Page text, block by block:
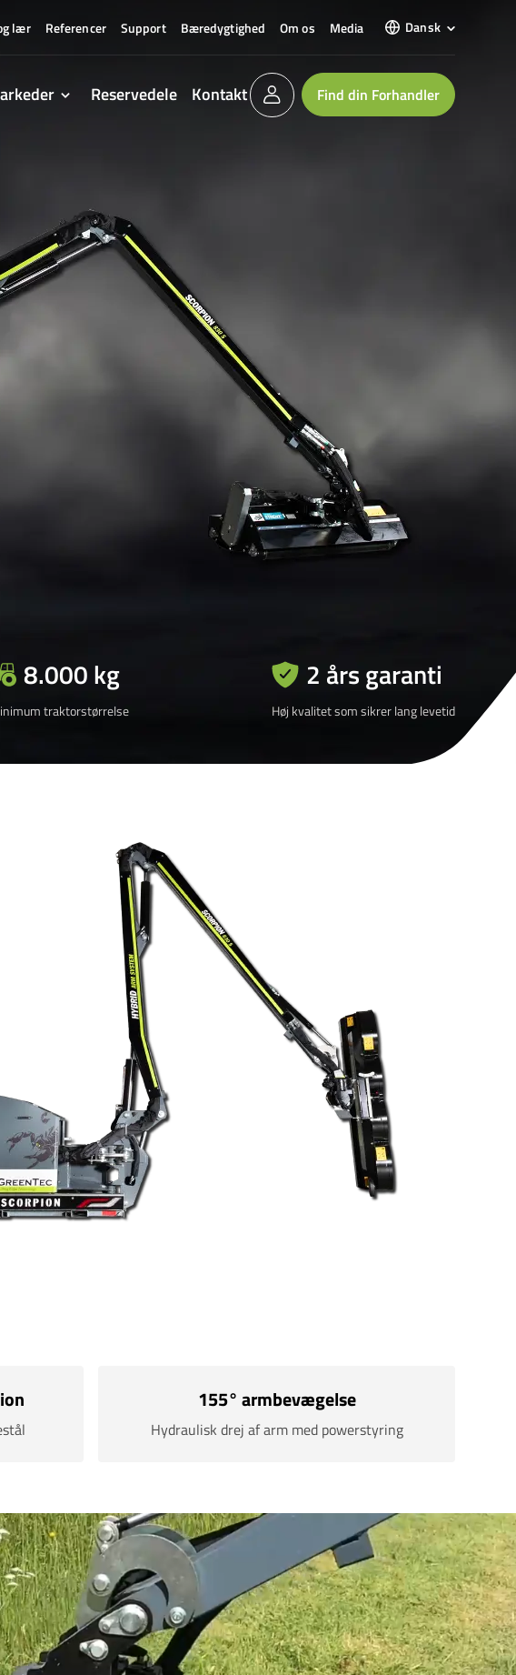
lær Referencer Support Bæredygtighed Om os Media Dansk
Reservedele Kontakt Find din Forhandler
8.000 kg
traktorstørrelse
2 års garanti
Høj kvalitet som sikrer lang levetid
155° armbevægelse
Hydraulisk drej af arm med powerstyring